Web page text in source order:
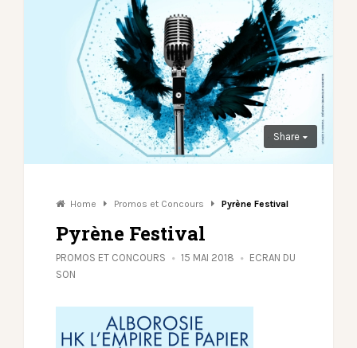
Share
Home Promos et Concours Pyrène Festival
Pyrène Festival
PROMOS ET CONCOURS 15 MAI 2018
ECRAN DU
SON